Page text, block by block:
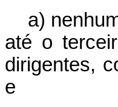
a)
até o
dirigentes,
e